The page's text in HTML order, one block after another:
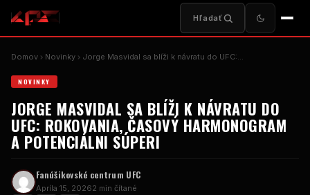
Hľadať
Domov Novinky Jorge Masvidal sa blíži k návratu do UFC:…
NOVINKY
JORGE MASVIDAL SA BLÍŽI K NÁVRATU DO
UFC: ROKOVANIA, ČASOVÝ HARMONOGRAM
A POTENCIÁLNI SÚPERI
Fanúšikovské centrum UFC
Apríla 15, 20262 min čítané